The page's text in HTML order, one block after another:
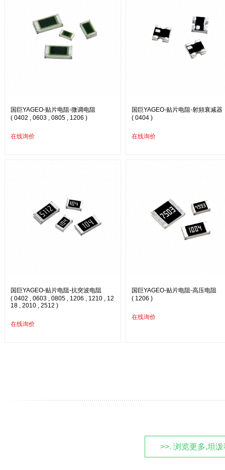
国巨YAGEO-贴片电阻-微调电阻
( 0402 , 0603 , 0805 , 1206 )
在线询价
国巨YAGEO-贴片电阻-射頻衰减器
( 0404 )
在线询价
国巨YAGEO-贴片电阻-抗突波电阻
( 0402 , 0603 , 0805 , 1206 , 1210 , 12
18 , 2010 , 2512 )
在线询价
国巨YAGEO-贴片电阻-高压电阻
( 1206 )
在线询价
>>. 浏览更多,坦